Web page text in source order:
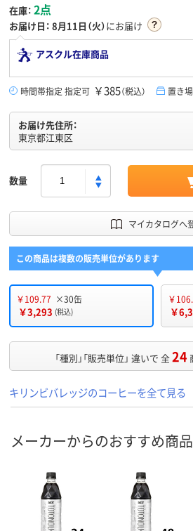
在庫： 2点
お届け日： 8月11日（火）にお届け
アスクル在庫商品
時間帯指定 指定可 ￥385（税込） 置き
お届け先住所：
東京都江東区
数量
マイカタログへ
この商品は複数の販売単位があります
￥109.77 ×30缶
￥3,293 (税込)
￥
￥
「種別」「販売単位」 違いで 全24
キリンビバレッジのコーヒーを全て見る
メーカーからのおすすめ商品